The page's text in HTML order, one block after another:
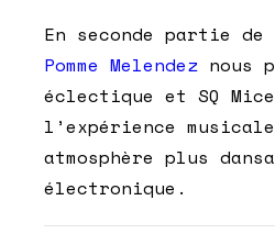
En seconde partie
Pomme Melendez nous
éclectique et SQ
l’expérience
atmosphère plus
électronique.